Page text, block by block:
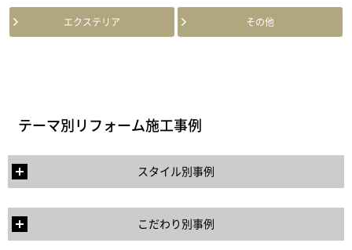
エクステリア その他
テーマ別リフォーム施工事例
スタイル別事例
こだわり別事例